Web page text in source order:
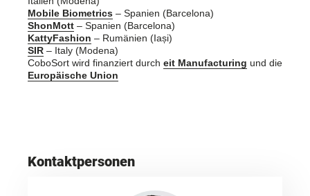
Mobile Biometrics – Spanien (Barcelona)
ShonMott – Spanien (Barcelona)
KattyFashion – Rumänien (Iași)
SIR – Italy (Modena)
CoboSort wird finanziert durch eit Manufacturing und die
Europäische Union
Kontaktpersonen